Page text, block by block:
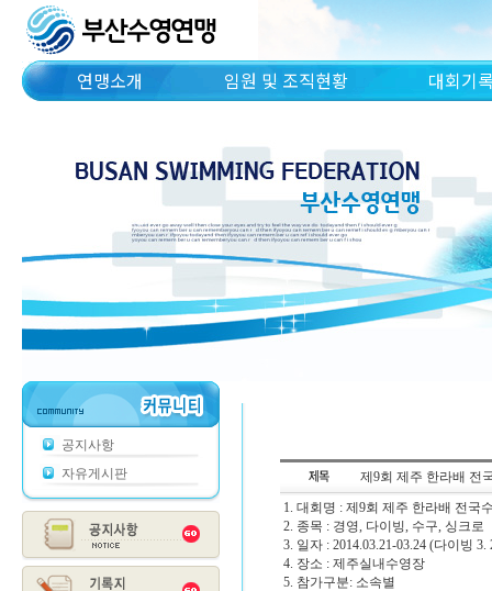
연맹소개 임원 및 조직현황 대회기
공지사항
자유게시판
제9회 제주 한라배 전
1. 대회명 : 제9회 제주 한라배 전국
2. 종목 : 경영, 다이빙, 수구, 싱크로
3. 일자 : 2014.03.21-03.24 (다이빙 3.
4. 장소 : 제주실내수영장
5. 참가구분: 소속별